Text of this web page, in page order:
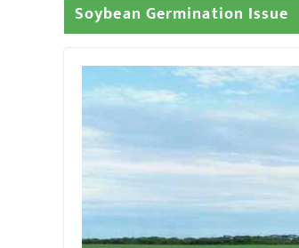
Soybean Germination Issue